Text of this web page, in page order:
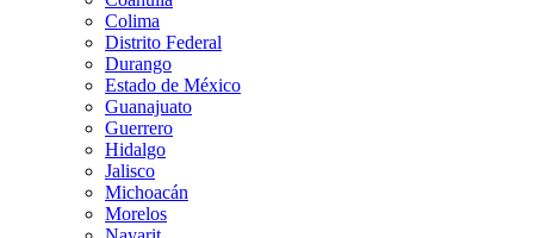
Colima
Distrito Federal
Durango
Estado de México
Guanajuato
Guerrero
Hidalgo
Jalisco
Michoacán
Morelos